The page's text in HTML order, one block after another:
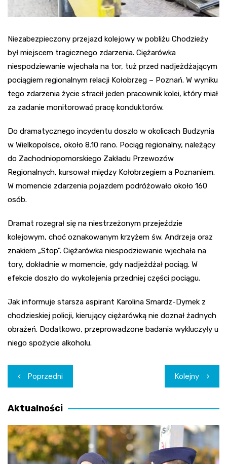
Niezabezpieczony przejazd kolejowy w pobliżu Chodzieży
był miejscem tragicznego zdarzenia. Ciężarówka
niespodziewanie wjechała na tor, tuż przed nadjeżdżającym
pociągiem regionalnym relacji Kołobrzeg – Poznań. W wyniku
tego zdarzenia życie stracił jeden pracownik kolei, który miał
za zadanie monitorować pracę konduktorów.
Do dramatycznego incydentu doszło w okolicach Budzynia
w Wielkopolsce, około 8.10 rano. Pociąg regionalny, należący
do Zachodniopomorskiego Zakładu Przewozów
Regionalnych, kursował między Kołobrzegiem a Poznaniem.
W momencie zdarzenia pojazdem podróżowało około 160
osób.
Dramat rozegrał się na niestrzeżonym przejeździe
kolejowym, choć oznakowanym krzyżem św. Andrzeja oraz
znakiem „Stop”. Ciężarówka niespodziewanie wjechała na
tory, dokładnie w momencie, gdy nadjeżdżał pociąg. W
efekcie doszło do wykolejenia przedniej części pociągu.
Jak informuje starsza aspirant Karolina Smardz-Dymek z
chodzieskiej policji, kierujący ciężarówką nie doznał żadnych
obrażeń. Dodatkowo, przeprowadzone badania wykluczyły u
niego spożycie alkoholu.
Nawigacja
wpisu
Poprzedni Kolejny
Aktualności